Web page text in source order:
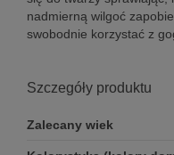
nadmierną wilgoć
swobodnie korzystać z
Szczegóły produktu
Zalecany wiek